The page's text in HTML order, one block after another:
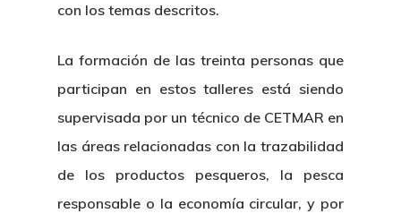
con los temas descritos.
La formación de las treinta personas que
participan en estos talleres está siendo
supervisada por un técnico de CETMAR en
las áreas relacionadas con la trazabilidad
de los productos pesqueros, la pesca
responsable o la economía circular, y por